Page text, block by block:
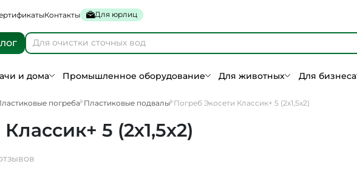
Контакты Для юрлиц
и дома Промышленное оборудование Для животных Для бизнеса
погреба Пластиковые подвалы Погреб Экосети Классик+ 5 (2х1,5х2)
5 (2х1,5х2)